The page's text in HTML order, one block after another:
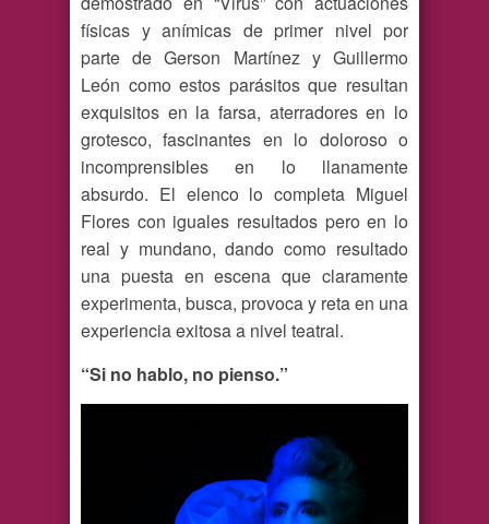
físicas y anímicas de primer nivel por
parte de Gerson Martínez y Guillermo
León como estos parásitos que resultan
exquisitos en la farsa, aterradores en lo
grotesco, fascinantes en lo doloroso o
incomprensibles en lo llanamente
absurdo. El elenco lo completa Miguel
Flores con iguales resultados pero en lo
real y mundano, dando como resultado
una puesta en escena que claramente
experimenta, busca, provoca y reta en una
experiencia exitosa a nivel teatral.
“Si no hablo, no pienso.”